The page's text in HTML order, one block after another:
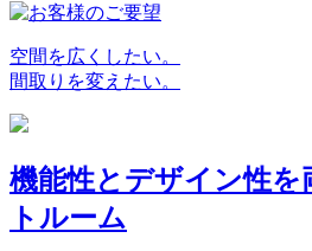
空間を広くしたい。
間取りを変えたい。
機能性とデザイン性を
トルーム